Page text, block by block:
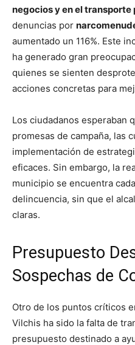
negocios y en el transporte
denuncias por
aumentado un 116%. Este
ha generado gran
quienes se sienten
acciones concretas para
Los ciudadanos esperaban
promesas de campaña, las
implementación de
eficaces. Sin embargo, la
municipio se encuentra
delincuencia, sin que el
claras.
Presupuesto
Sospechas de
Otro de los puntos críticos
Vilchis ha sido la falta de
presupuesto destinado a